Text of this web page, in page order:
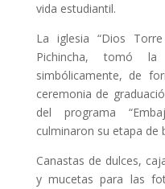
vida estudiantil.
La iglesia “Dios
Pichincha, tomó la
simbólicamente, de
ceremonia de
del programa
culminaron su etapa de
Canastas de dulces,
y mucetas para las